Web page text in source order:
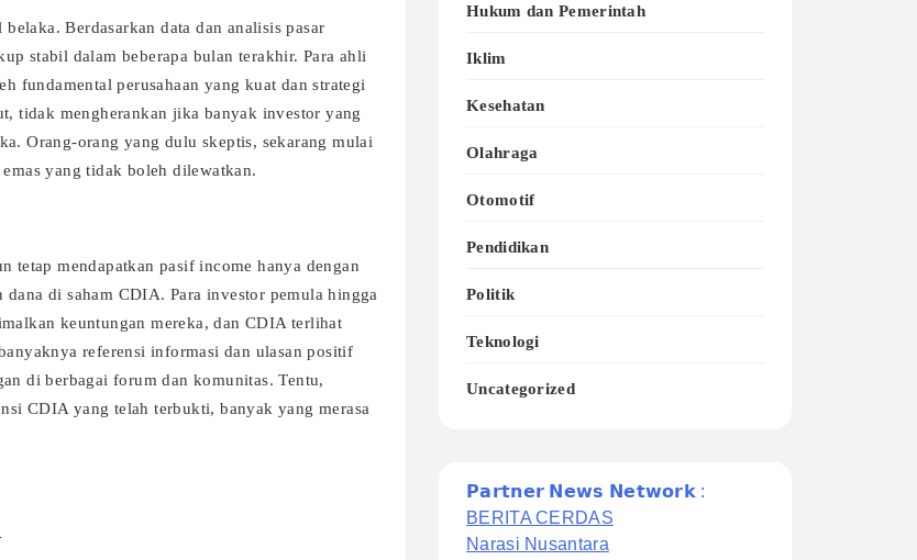
Berdasarkan data dan analisis pasar
stabil dalam beberapa bulan terakhir. Para ahli
fundamental perusahaan yang kuat dan strategi
tidak mengherankan jika banyak investor yang
Orang-orang yang dulu skeptis, sekarang mulai
yang tidak boleh dilewatkan.
tetap mendapatkan pasif income hanya dengan
di saham CDIA. Para investor pemula hingga
keuntungan mereka, dan CDIA terlihat
referensi informasi dan ulasan positif
di berbagai forum dan komunitas. Tentu,
CDIA yang telah terbukti, banyak yang merasa
Hukum dan Pemerintah
Iklim
Kesehatan
Olahraga
Otomotif
Pendidikan
Politik
Teknologi
Uncategorized
𝗣𝗮𝗿𝘁𝗻𝗲𝗿 𝗡𝗲𝘄𝘀 𝗡𝗲𝘁𝘄𝗼𝗿𝗸 :
BERITA CERDAS
Narasi Nusantara